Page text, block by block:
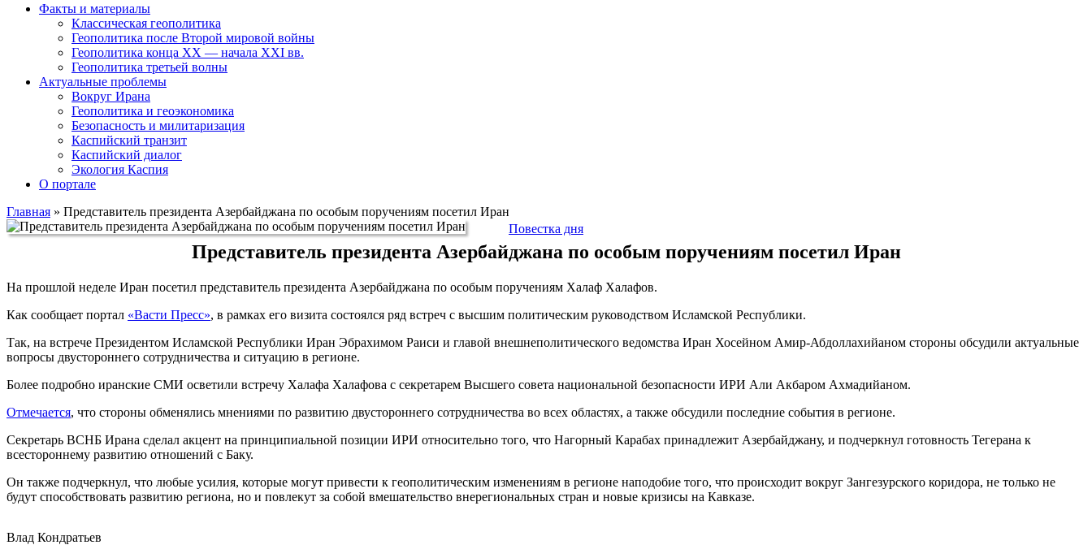
Факты и материалы
Классическая геополитика
Геополитика после Второй мировой войны
Геополитика конца XX — начала XXI вв.
Геополитика третьей волны
Актуальные проблемы
Вокруг Ирана
Геополитика и геоэкономика
Безопасность и милитаризация
Каспийский транзит
Каспийский диалог
Экология Каспия
О портале
Главная » Представитель президента Азербайджана по особым поручениям посетил Иран
Повестка дня
Представитель президента Азербайджана по особым поручениям посетил Иран
На прошлой неделе Иран посетил представитель президента Азербайджана по особым поручениям Халаф Халафов.
Как сообщает портал «Васти Пресс», в рамках его визита состоялся ряд встреч с высшим политическим руководством Исламской Республики.
Так, на встрече Президентом Исламской Республики Иран Эбрахимом Раиси и главой внешнеполитического ведомства Иран Хосейном Амир-Абдоллахийаном стороны обсудили актуальные
вопросы двустороннего сотрудничества и ситуацию в регионе.
Более подробно иранские СМИ осветили встречу Халафа Халафова с секретарем Высшего совета национальной безопасности ИРИ Али Акбаром Ахмадийаном.
Отмечается, что стороны обменялись мнениями по развитию двустороннего сотрудничества во всех областях, а также обсудили последние события в регионе.
Секретарь ВСНБ Ирана сделал акцент на принципиальной позиции ИРИ относительно того, что Нагорный Карабах принадлежит Азербайджану, и подчеркнул готовность Тегерана к
всестороннему развитию отношений с Баку.
Он также подчеркнул, что любые усилия, которые могут привести к геополитическим изменениям в регионе наподобие того, что происходит вокруг Зангезурского коридора, не только не
будут способствовать развитию региона, но и повлекут за собой вмешательство внерегиональных стран и новые кризисы на Кавказе.
Влад Кондратьев